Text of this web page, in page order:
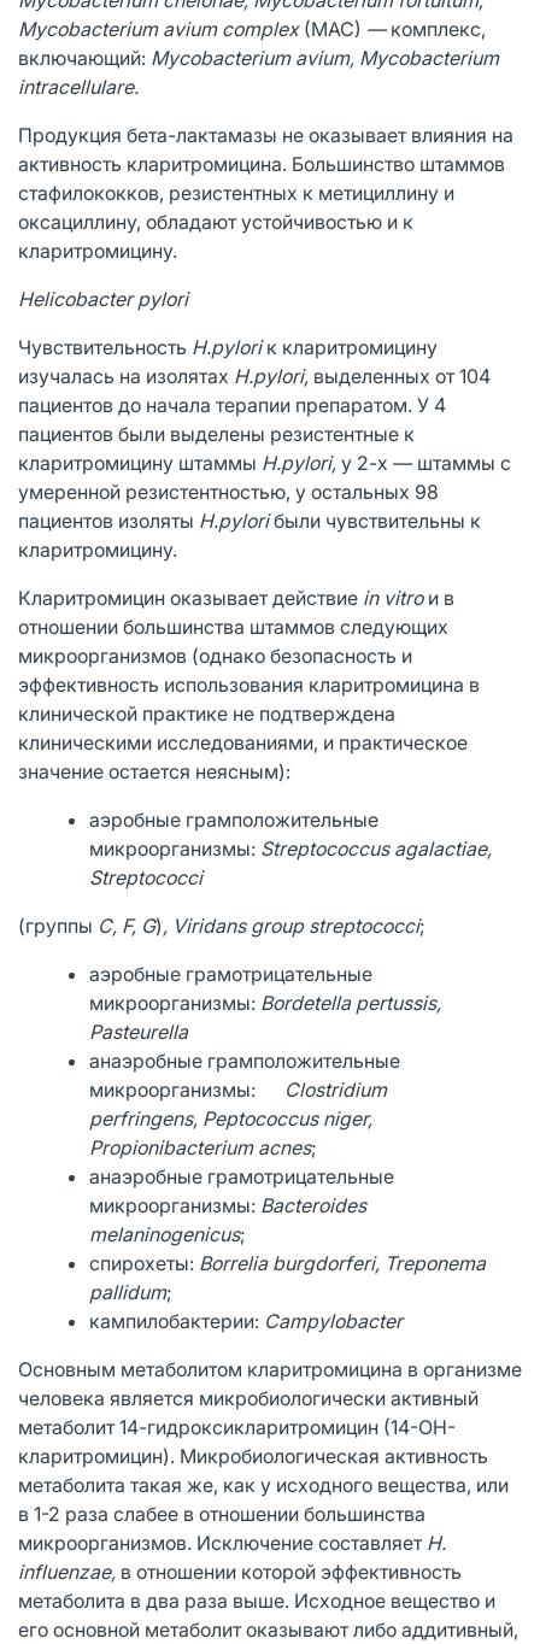
Mycobacterium avium complex (MAC) —комплекс,
включающий: Mycobacterium avium, Mycobacterium
intracellulare.
Продукция бета-лактамазы не оказывает влияния на
активность кларитромицина. Большинство штаммов
стафилококков, резистентных к метициллину и
оксациллину, обладают устойчивостью и к
кларитромицину.
Helicobacter pylori
Чувствительность H.pyloriк кларитромицину
изучалась на изолятах Н.pylori, выделенных от 104
пациентов до начала терапии препаратом. У 4
пациентов были выделены резистентные к
кларитромицину штаммы H.pylori, у 2-х — штаммы с
умеренной резистентностью, у остальных 98
пациентов изоляты H.pyloriбыли чувствительны к
кларитромицину.
Кларитромицин оказывает действие in vitro и в
отношении большинства штаммов следующих
микроорганизмов (однако безопасность и
эффективность использования кларитромицина в
клинической практике не подтверждена
клиническими исследованиями, и практическое
значение остается неясным):
аэробные грамположительные
микроорганизмы: Streptococcus agalactiae,
Streptococci
(группы С, F, G) , Viridans group streptococci;
аэробные грамотрицательные
микроорганизмы: Bordetella pertussis,
Pasteurella
анаэробные грамположительные
микроорганизмы: Clostridium
perfringens, Peptococcus niger,
Propionibacterium acnes;
анаэробные грамотрицательные
микроорганизмы: Bacteroides
melaninogenicus;
спирохеты: Borrelia burgdorferi, Treponema
pallidum;
кампилобактерии: Campylobacter
Основным метаболитом кларитромицина в организме
человека является микробиологически активный
метаболит 14-гидроксикларитромицин (14-ОН-
кларитромицин). Микробиологическая активность
метаболита такая же, как у исходного вещества, или
в 1-2 раза слабее в отношении большинства
микроорганизмов. Исключение составляет Н.
influenzae, в отношении которой эффективность
метаболита в два раза выше. Исходное вещество и
его основной метаболит оказывают либо аддитивный,